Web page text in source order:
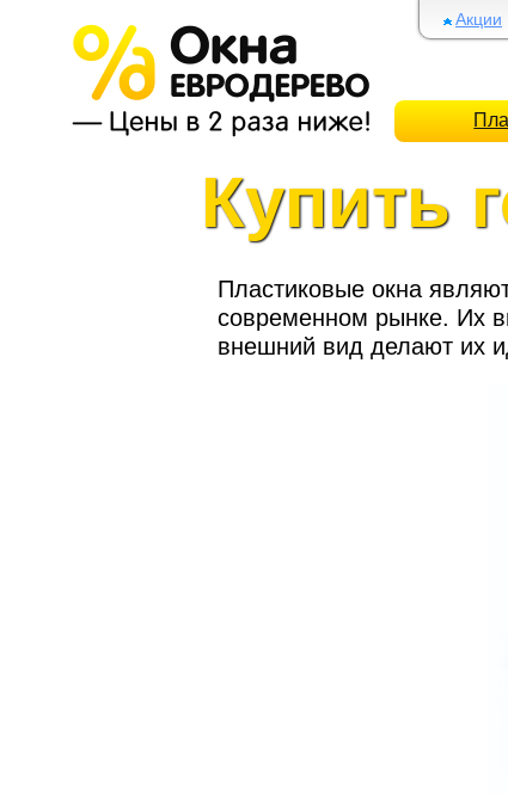
Акции
Купить
Пластиковые окна
современном рынке. Их
внешний вид делают их